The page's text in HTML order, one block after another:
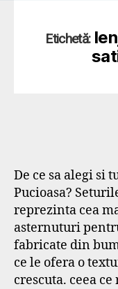
Etichetă:
De ce sa alegi si
Pucioasa?
reprezinta cea
asternuturi
fabricate din
ce le ofera o
crescuta. ceea